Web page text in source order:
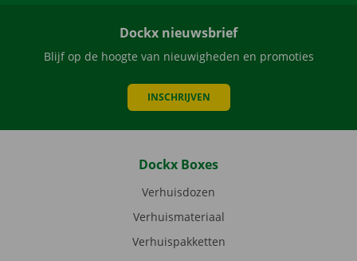
Dockx nieuwsbrief
Blijf op de hoogte van nieuwigheden en promoties
INSCHRIJVEN
Dockx Boxes
Verhuisdozen
Verhuismateriaal
Verhuispakketten